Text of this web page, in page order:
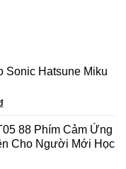
Sonic Hatsune Miku
88 Phím Cảm Ứng
Cho Người Mới Học